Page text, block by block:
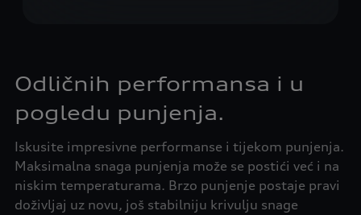
Odličnih performansa i u
pogledu punjenja.
Iskusite impresivne performanse i tijekom punjenja.
Maksimalna snaga punjenja može se postići već i na
niskim temperaturama. Brzo punjenje postaje pravi
doživljaj uz novu, još stabilniju krivulju snage